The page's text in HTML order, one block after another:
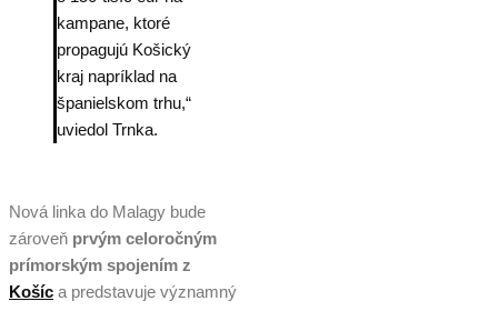
kampane, ktoré
propagujú Košický
kraj napríklad na
španielskom trhu,“
uviedol Trnka.
Nová linka do Malagy bude
zároveň prvým celoročným
prímorským spojením z
Košíc a predstavuje významný